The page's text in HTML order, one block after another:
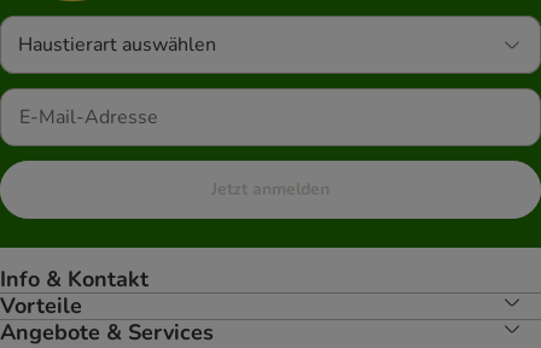
Haustierart auswählen
Jetzt anmelden
Info & Kontakt
Vorteile
Angebote & Services